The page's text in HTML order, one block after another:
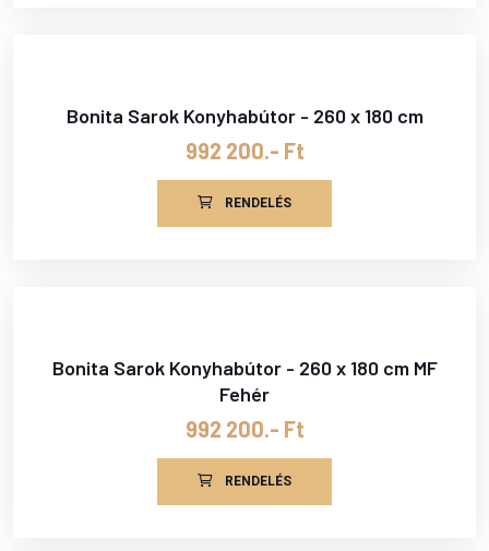
Bonita Sarok Konyhabútor - 260 x 180 cm
992 200.- Ft
RENDELÉS
Bonita Sarok Konyhabútor - 260 x 180 cm MF
Fehér
992 200.- Ft
RENDELÉS